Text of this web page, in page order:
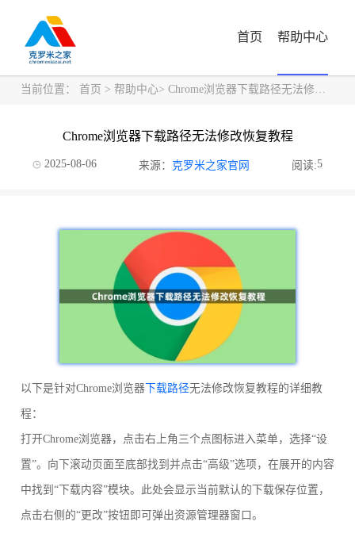
首页 帮助中心
当前位置： 首页 > 帮助中心> Chrome浏览器下载路径无法修改恢复教程
Chrome浏览器下载路径无法修改恢复教程
2025-08-06 来源： 克罗米之家官网 阅读:5
以下是针对Chrome浏览器下载路径无法修改恢复教程的详细教
程：
打开Chrome浏览器，点击右上角三个点图标进入菜单，选择“设
置”。向下滚动页面至底部找到并点击“高级”选项，在展开的内容
中找到“下载内容”模块。此处会显示当前默认的下载保存位置，
点击右侧的“更改”按钮即可弹出资源管理器窗口。